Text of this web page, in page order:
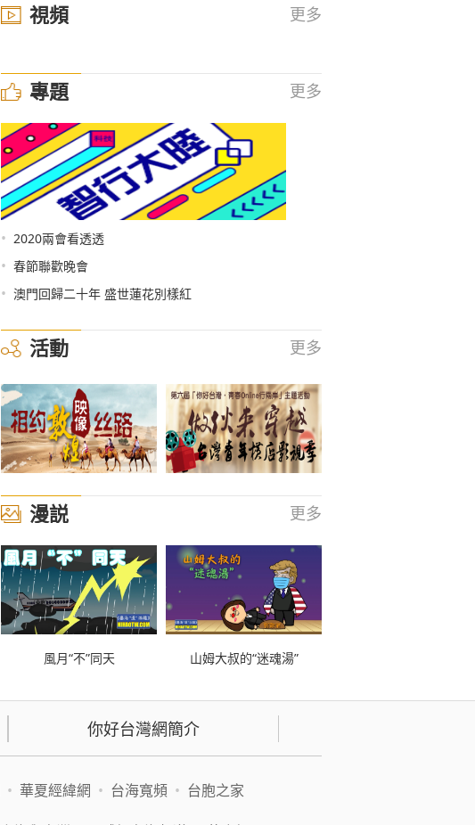
視頻 更多
專題 更多
• 2020兩會看透透
• 春節聯歡晚會
• 澳門回歸二十年 盛世蓮花別樣紅
活動 更多
漫説 更多
風月“不”同天 山姆大叔的“迷魂湯”
你好台灣網簡介
• 華夏經緯網 • 台海寬頻 • 台胞之家